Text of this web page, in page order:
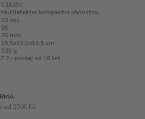
C2525C
Multiefektní kompaktní ohňostroj.
33 sec.
25
25 mm
15,5x15,5x15,5 cm
325 g
F 2 - prodej od 18 let.
2500 Kč